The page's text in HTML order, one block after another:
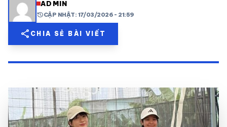
share mail
ADMIN
historyCẬP NHẬT: 17/03/2026 - 21:59
share CHIA SẺ BÀI VIẾT